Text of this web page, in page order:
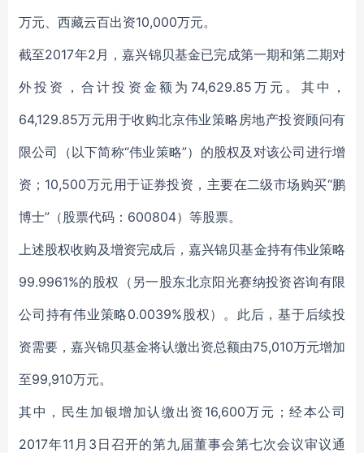
万元、西藏云百出资10,000万元。
截至2017年2月，嘉兴锦贝基金已完成第一期和第二期对
外投资，合计投资金额为74,629.85万元。其中，
64,129.85万元用于收购北京伟业策略房地产投资顾问有
限公司（以下简称“伟业策略”）的股权及对该公司进行增
资；10,500万元用于证券投资，主要在二级市场购买“鹏
博士”（股票代码：600804）等股票。
上述股权收购及增资完成后，嘉兴锦贝基金持有伟业策略
99.9961%的股权（另一股东北京阳光赛纳投资咨询有限
公司持有伟业策略0.0039%股权）。此后，基于后续投
资需要，嘉兴锦贝基金将认缴出资总额由75,010万元增加
至99,910万元。
其中，民生加银增加认缴出资16,600万元；经本公司
2017年11月3日召开的第九届董事会第七次会议审议通